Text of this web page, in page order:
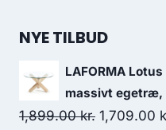
NYE TILBUD
LAFORMA
massivt egetræ,
1,899.00kr. 1,709.00